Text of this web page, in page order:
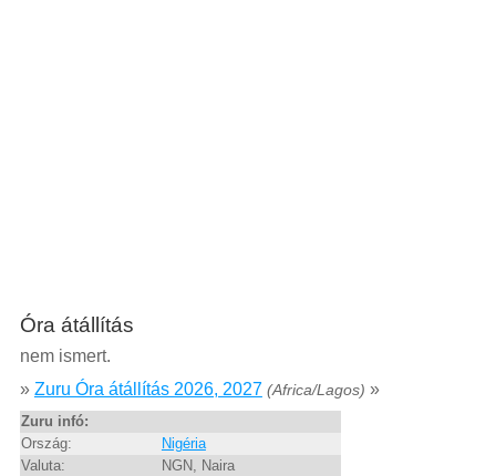
Óra átállítás
nem ismert.
» Zuru Óra átállítás 2026, 2027 (Africa/Lagos) »
Zuru infó:
Ország:
Nigéria
Valuta:
NGN, Naira